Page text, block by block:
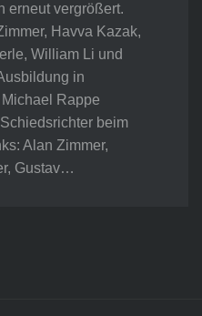
erneut vergrößert.
Havva Kazak,
William Li und
in
Rappe
beim
Alan Zimmer,
Gustav…